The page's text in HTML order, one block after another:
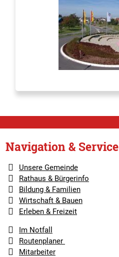
Navigation & Service
Unsere Gemeinde
Rathaus & Bürgerinfo
Bildung & Familien
Wirtschaft & Bauen
Erleben & Freizeit
Im Notfall
Routenplaner
Mitarbeiter